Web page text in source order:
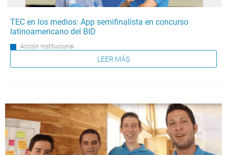
TEC en los medios: App semifinalista en concurso
latinoamericano del BID
Acción Institucional
LEER MÁS